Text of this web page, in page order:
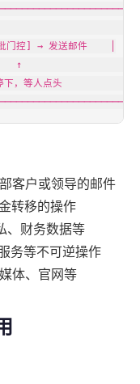
门控] → 发送邮件    │
↑                    │
，等人点头
客户或领导的邮件
转移的操作
、财务数据等
务等不可逆操作
体、官网等